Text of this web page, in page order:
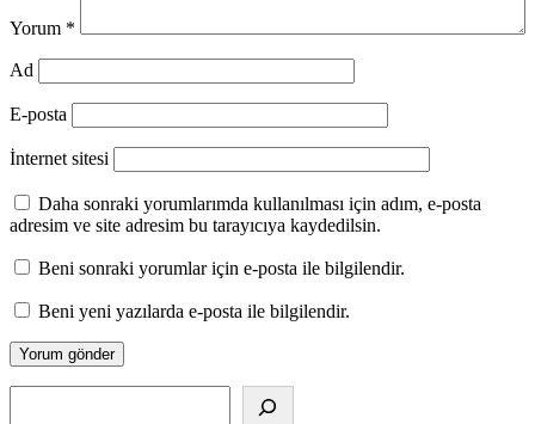
Yorum *
Ad
E-posta
İnternet sitesi
Daha sonraki yorumlarımda kullanılması için adım, e-posta
adresim ve site adresim bu tarayıcıya kaydedilsin.
Beni sonraki yorumlar için e-posta ile bilgilendir.
Beni yeni yazılarda e-posta ile bilgilendir.